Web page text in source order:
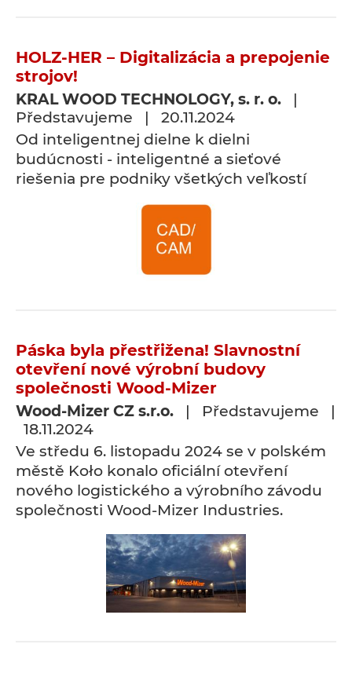
HOLZ-HER – Digitalizácia a prepojenie
strojov!
KRAL WOOD TECHNOLOGY, s. r. o. |
Představujeme | 20.11.2024
Od inteligentnej dielne k dielni
budúcnosti - inteligentné a sieťové
riešenia pre podniky všetkých veľkostí
Páska byla přestřižena! Slavnostní
otevření nové výrobní budovy
společnosti Wood-Mizer
Wood-Mizer CZ s.r.o. | Představujeme |
18.11.2024
Ve středu 6. listopadu 2024 se v polském
městě Koło konalo oficiální otevření
nového logistického a výrobního závodu
společnosti Wood-Mizer Industries.